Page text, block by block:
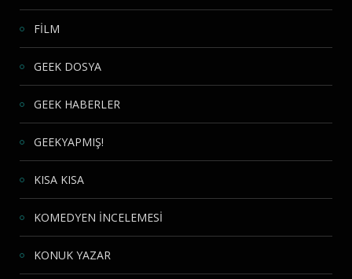
FİLM
GEEK DOSYA
GEEK HABERLER
GEEKYAPMIŞ!
KISA KISA
KOMEDYEN İNCELEMESİ
KONUK YAZAR